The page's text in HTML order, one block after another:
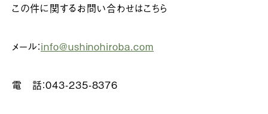
この件に関するお問い合わせはこちら
メール：info@ushinohiroba.com
電 話：043-235-8376